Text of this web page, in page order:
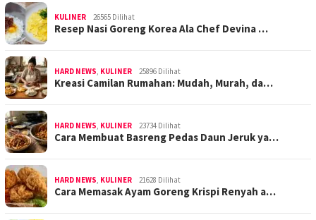
KULINER 26565 Dilihat
Resep Nasi Goreng Korea Ala Chef Devina …
HARD NEWS KULINER 25896 Dilihat
Kreasi Camilan Rumahan: Mudah, Murah, da…
HARD NEWS KULINER 23734 Dilihat
Cara Membuat Basreng Pedas Daun Jeruk ya…
HARD NEWS KULINER 21628 Dilihat
Cara Memasak Ayam Goreng Krispi Renyah a…